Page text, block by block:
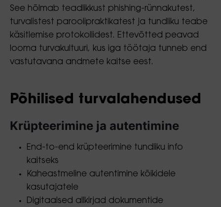
See hõlmab teadlikkust phishing-rünnakutest,
turvalistest paroolipraktikatest ja tundliku teabe
käsitlemise protokollidest. Ettevõtted peavad
looma turvakultuuri, kus iga töötaja tunneb end
vastutavana andmete kaitse eest.
Põhilised turvalahendused
Krüpteerimine ja autentimine
End-to-end krüpteerimine tundliku info
kaitseks
Kaheastmeline autentimine kõikidele
kasutajatele
Digitaalsed allkirjad dokumentide